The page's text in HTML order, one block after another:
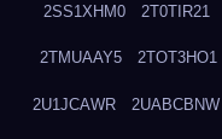
2SS1XHM0 2T0TIR21
2TMUAAY5 2TOT3HO1
2U1JCAWR 2UABCBNW